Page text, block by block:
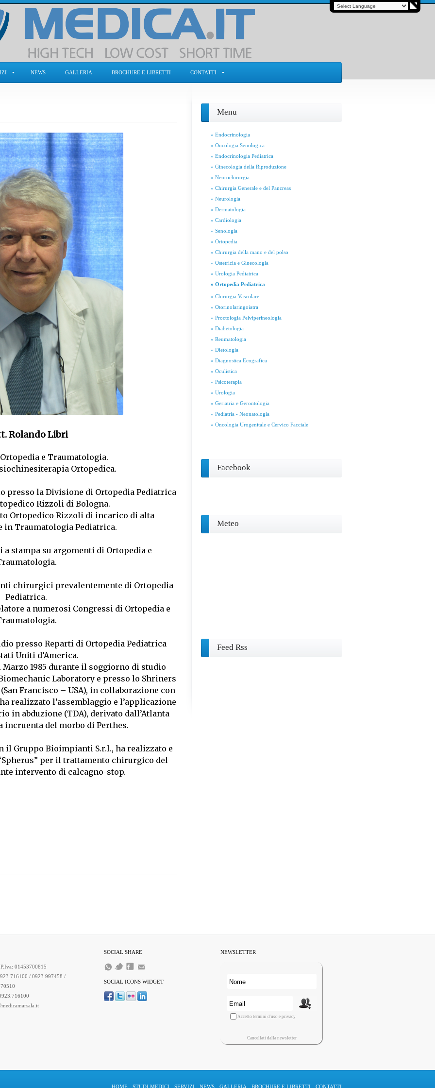
NEWS GALLERIA BROCHURE E LIBRETTI CONTATTI
Rolando Libri
e Traumatologia.
Ortopedica.
presso la Divisione di Ortopedia Pediatrica
Rizzoli di Bologna.
Ortopedico Rizzoli di incarico di alta
in Traumatologia Pediatrica.
stampa su argomenti di Ortopedia e
chirurgici prevalentemente di Ortopedia
Pediatrica.
a numerosi Congressi di Ortopedia e
presso Reparti di Ortopedia Pediatrica
Uniti d’America.
1985 durante il soggiorno di studio
Laboratory e presso lo Shriners
Francisco – USA), in collaborazione con
realizzato l’assemblaggio e l’applicazione
in abduzione (TDA), derivato dall’Atlanta
incruenta del morbo di Perthes.
il Gruppo Bioimpianti S.r.l., ha realizzato e
per il trattamento chirurgico del
intervento di calcagno-stop.
Menu
» Endocrinologia
» Oncologia Senologica
» Endocrinologia Pediatrica
» Ginecologia della Riproduzione
» Neurochirurgia
» Chirurgia Generale e del Pancreas
» Neurologia
» Dermatologia
» Cardiologia
» Senologia
» Ortopedia
» Chirurgia della mano e del polso
» Ostetricia e Ginecologia
» Urologia Pediatrica
» Ortopedia Pediatrica
» Chirurgia Vascolare
» Otorinolaringoiatra
» Proctologia Pelviperineologia
» Diabetologia
» Reumatologia
» Dietologia
» Diagnostica Ecografica
» Oculistica
» Psicoterapia
» Urologia
» Geriatria e Gerontologia
» Pediatria - Neonatologia
» Oncologia Urogenitale e Cervico Facciale
Facebook
Meteo
Feed Rss
P.Iva: 01453700815
/ 0923.997458 /
SOCIAL SHARE
SOCIAL ICONS WIDGET
NEWSLETTER
Accetto termini d'uso e privacy
Cancellati dalla newsletter
HOME STUDI MEDICI SERVIZI NEWS GALLERIA BROCHURE E LIBRETTI CONTATTI